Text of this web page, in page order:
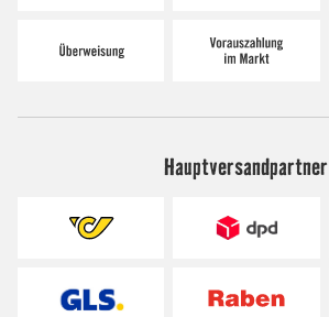
Hauptversandpartner